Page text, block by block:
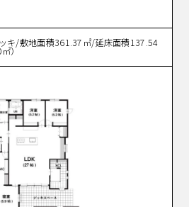
キ/敷地面積361.37㎡/延床面積137.54
）